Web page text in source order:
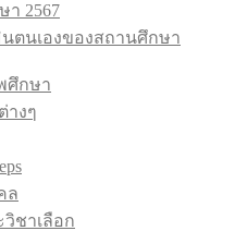
า 2567
นตนเองของสถานศึกษา
ศึกษา
างๆ
ล
ชาเลือก